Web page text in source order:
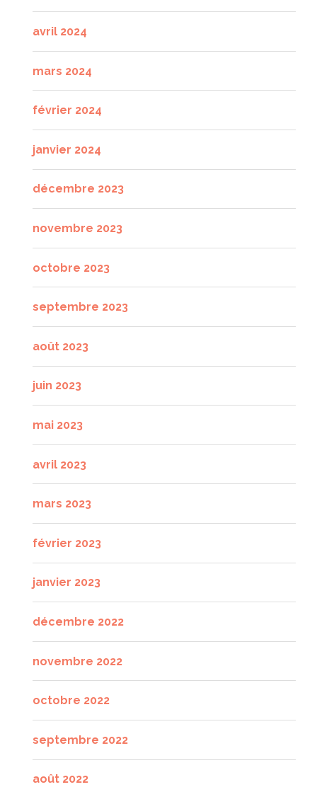
avril 2024
mars 2024
février 2024
janvier 2024
décembre 2023
novembre 2023
octobre 2023
septembre 2023
août 2023
juin 2023
mai 2023
avril 2023
mars 2023
février 2023
janvier 2023
décembre 2022
novembre 2022
octobre 2022
septembre 2022
août 2022